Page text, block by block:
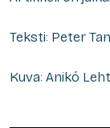
Teksti: Peter
Kuva: Anikó